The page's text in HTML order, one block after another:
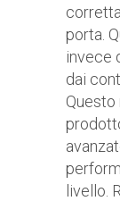
porta.
invece
dai
Questo
livello.